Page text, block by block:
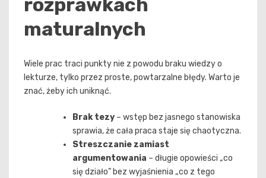
rozprawkach
maturalnych
Wiele prac traci punkty nie z powodu braku wiedzy o
lekturze, tylko przez proste, powtarzalne błędy. Warto je
znać, żeby ich uniknąć.
Brak tezy – wstęp bez jasnego stanowiska
sprawia, że cała praca staje się chaotyczna.
Streszczanie zamiast
argumentowania – długie opowieści „co
się działo” bez wyjaśnienia „co z tego